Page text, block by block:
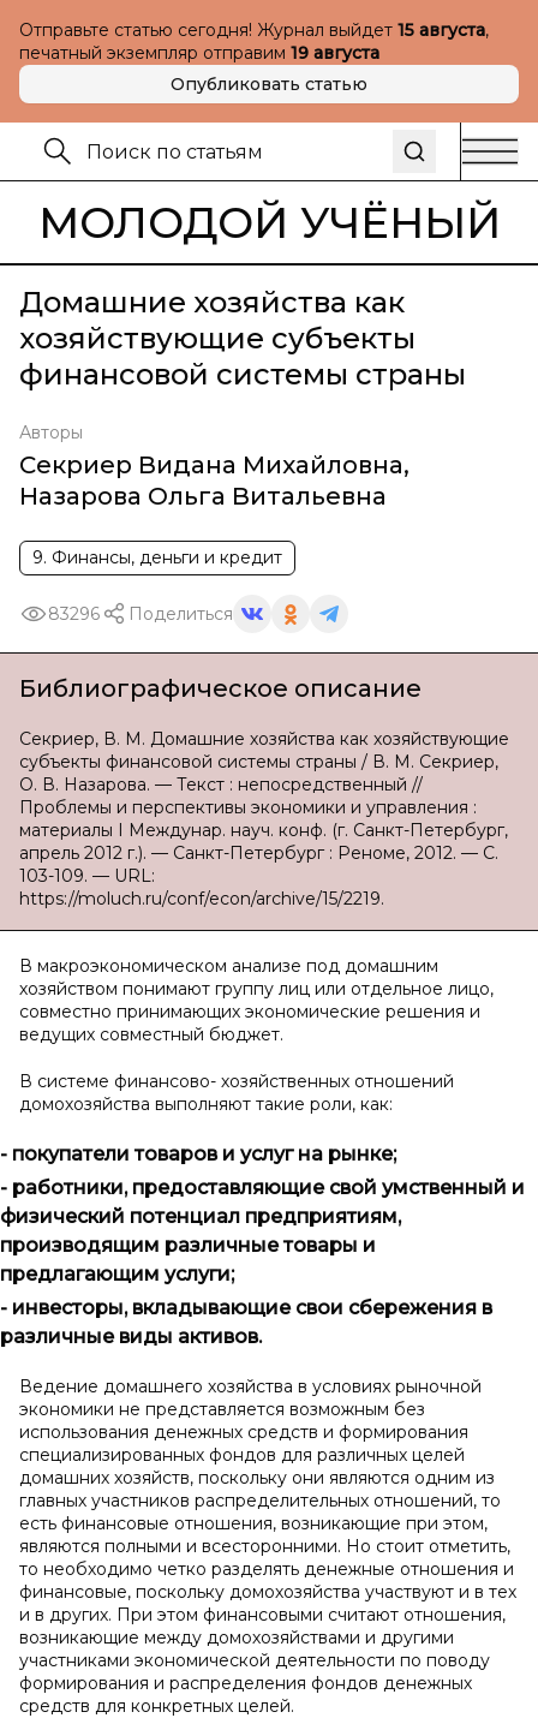
Отправьте статью сегодня! Журнал выйдет 15 августа,
печатный экземпляр отправим 19 августа
Опубликовать статью
МОЛОДОЙ УЧЁНЫЙ
Домашние хозяйства как
хозяйствующие субъекты
финансовой системы страны
Авторы
Секриер Видана Михайловна,
Назарова Ольга Витальевна
9. Финансы, деньги и кредит
83296 Поделиться
Библиографическое описание
Секриер, В. М. Домашние хозяйства как хозяйствующие
субъекты финансовой системы страны / В. М. Секриер,
О. В. Назарова. — Текст : непосредственный //
Проблемы и перспективы экономики и управления :
материалы I Междунар. науч. конф. (г. Санкт-Петербург,
апрель 2012 г.). — Санкт-Петербург : Реноме, 2012. — С.
103-109. — URL:
https://moluch.ru/conf/econ/archive/15/2219.
В макроэкономическом анализе под домашним
хозяйством понимают группу лиц или отдельное лицо,
совместно принимающих экономические решения и
ведущих совместный бюджет.
В системе финансово- хозяйственных отношений
домохозяйства выполняют такие роли, как:
- покупатели товаров и услуг на рынке;
- работники, предоставляющие свой умственный и
физический потенциал предприятиям,
производящим различные товары и
предлагающим услуги;
- инвесторы, вкладывающие свои сбережения в
различные виды активов.
Ведение домашнего хозяйства в условиях рыночной
экономики не представляется возможным без
использования денежных средств и формирования
специализированных фондов для различных целей
домашних хозяйств, поскольку они являются одним из
главных участников распределительных отношений, то
есть финансовые отношения, возникающие при этом,
являются полными и всесторонними. Но стоит отметить,
то необходимо четко разделять денежные отношения и
финансовые, поскольку домохозяйства участвуют и в тех
и в других. При этом финансовыми считают отношения,
возникающие между домохозяйствами и другими
участниками экономической деятельности по поводу
формирования и распределения фондов денежных
средств для конкретных целей.